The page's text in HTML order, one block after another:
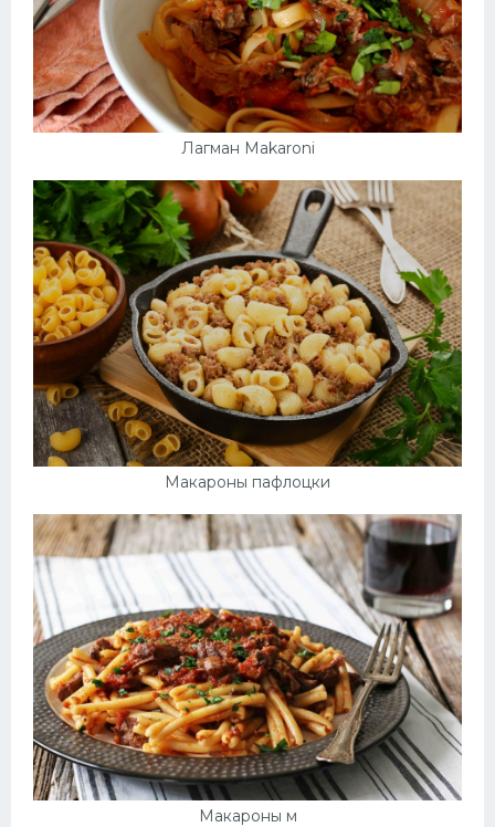
Лагман Makaroni
Макароны пафлоцки
Макароны м